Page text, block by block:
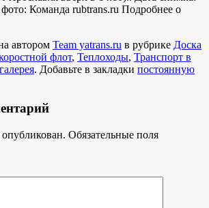
Команда rubtrans.ru Подробнее о
автором Team yatrans.ru в рубрике Доска
флот, Теплоходы, Транспорт в
. Добавьте в закладки постоянную
Обязательные поля